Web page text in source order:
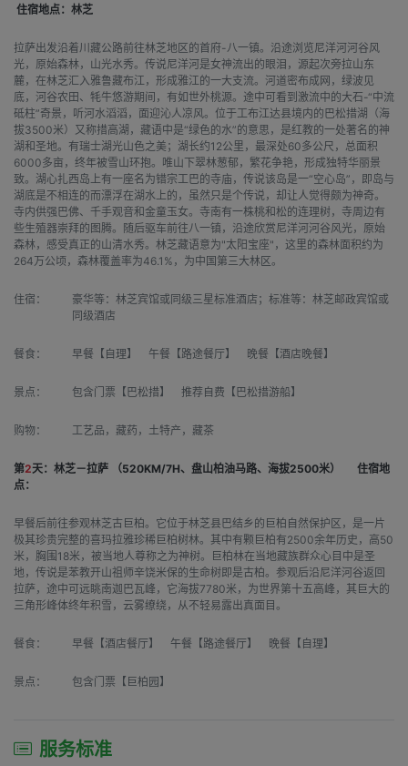
住宿地点：林芝
拉萨出发沿着川藏公路前往林芝地区的首府-八一镇。沿途浏览尼洋河河谷风
光，原始森林，山光水秀。传说尼洋河是女神流出的眼泪，源起次旁拉山东
麓，在林芝汇入雅鲁藏布江，形成雅江的一大支流。河道密布成网，绿波见
底，河谷农田、牦牛悠游期间，有如世外桃源。途中可看到激流中的大石-“中流
砥柱”奇景，听河水滔滔，面迎沁人凉风。位于工布江达县境内的巴松措湖（海
拔3500米）又称措高湖，藏语中是“绿色的水”的意思，是红教的一处著名的神
湖和圣地。有瑞士湖光山色之美；湖长约12公里，最深处60多公尺，总面积
6000多亩，终年被雪山环抱。唯山下翠林葱郁，繁花争艳，形成独特华丽景
致。湖心扎西岛上有一座名为错宗工巴的寺庙，传说该岛是一“空心岛”，即岛与
湖底是不相连的而漂浮在湖水上的，虽然只是个传说，却让人觉得颇为神奇。
寺内供强巴佛、千手观音和金童玉女。寺南有一株桃和松的连理树，寺周边有
些生殖器崇拜的图腾。随后驱车前往八一镇，沿途欣赏尼洋河河谷风光，原始
森林，感受真正的山清水秀。林芝藏语意为"太阳宝座"，这里的森林面积约为
264万公顷，森林覆盖率为46.1%，为中国第三大林区。
住宿：
豪华等：林芝宾馆或同级三星标准酒店；标准等：林芝邮政宾馆或
同级酒店
餐食： 早餐【自理】 午餐【路途餐厅】 晚餐【酒店晚餐】
景点： 包含门票【巴松措】 推荐自费【巴松措游船】
购物： 工艺品，藏药，土特产，藏茶
第2天：林芝－拉萨 （520KM/7H、盘山柏油马路、海拔2500米）
住宿地
点：
早餐后前往参观林芝古巨柏。它位于林芝县巴结乡的巨柏自然保护区，是一片
极其珍贵完整的喜玛拉雅珍稀巨柏树林。其中有颗巨柏有2500余年历史，高50
米，胸围18米，被当地人尊称之为神树。巨柏林在当地藏族群众心目中是圣
地，传说是苯教开山祖师辛饶米保的生命树即是古柏。参观后沿尼洋河谷返回
拉萨，途中可远眺南迦巴瓦峰，它海拔7780米，为世界第十五高峰，其巨大的
三角形峰体终年积雪，云雾缭绕，从不轻易露出真面目。
餐食： 早餐【酒店餐厅】 午餐【路途餐厅】 晚餐【自理】
景点： 包含门票【巨柏园】
服务标准